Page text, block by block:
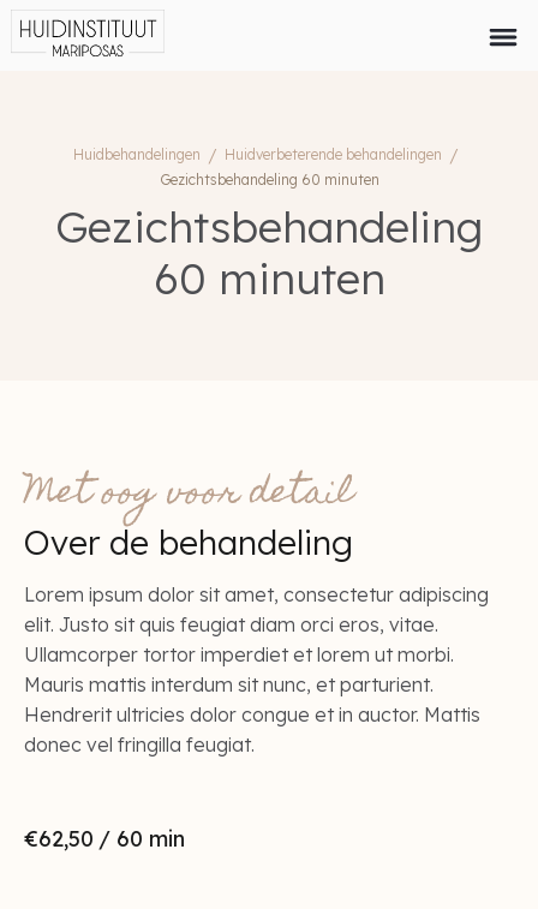
Huidbehandelingen / Huidverbeterende behandelingen /
Gezichtsbehandeling 60 minuten
Gezichtsbehandeling
60 minuten
Met oog voor detail
Over de behandeling
Lorem ipsum dolor sit amet, consectetur adipiscing
elit. Justo sit quis feugiat diam orci eros, vitae.
Ullamcorper tortor imperdiet et lorem ut morbi.
Mauris mattis interdum sit nunc, et parturient.
Hendrerit ultricies dolor congue et in auctor. Mattis
donec vel fringilla feugiat.
€62,50 / 60 min